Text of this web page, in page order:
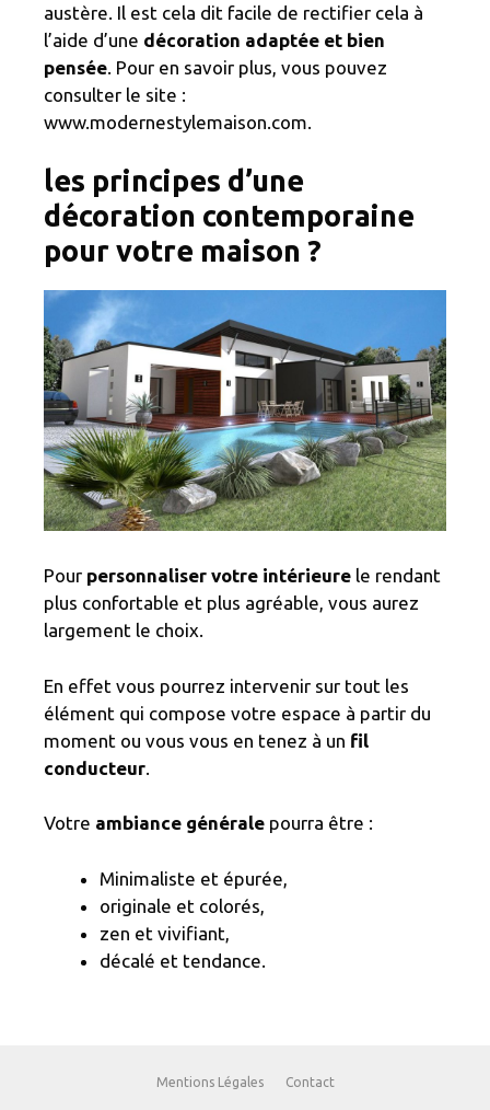
austère. Il est cela dit facile de rectifier cela à
l’aide d’une décoration adaptée et bien
pensée. Pour en savoir plus, vous pouvez
consulter le site :
www.modernestylemaison.com.
les principes d’une
décoration contemporaine
pour votre maison ?
Pour personnaliser votre intérieure le rendant
plus confortable et plus agréable, vous aurez
largement le choix.
En effet vous pourrez intervenir sur tout les
élément qui compose votre espace à partir du
moment ou vous vous en tenez à un fil
conducteur.
Votre ambiance générale pourra être :
Minimaliste et épurée,
originale et colorés,
zen et vivifiant,
décalé et tendance.
Mentions Légales Contact